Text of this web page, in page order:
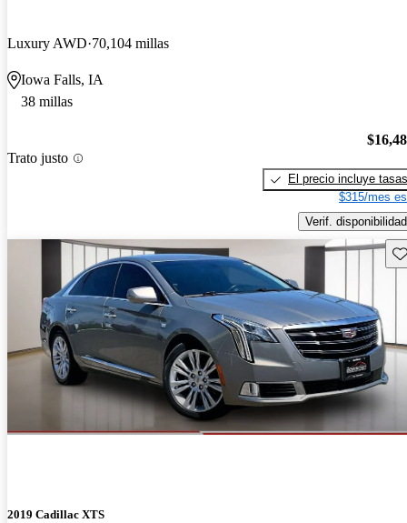
Luxury AWD 70,104 millas
Iowa Falls, IA
38 millas
Trato justo
El precio incluye tasas
$315/mes
Verif. disponibilidad
2019 Cadillac XTS